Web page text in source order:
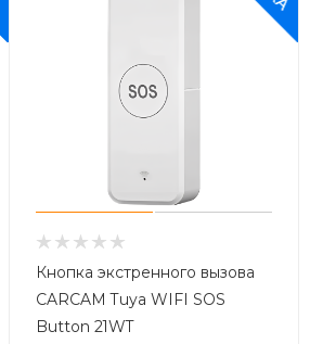
Кнопка экстренного вызова
CARCAM Tuya WIFI SOS
Button 21WT